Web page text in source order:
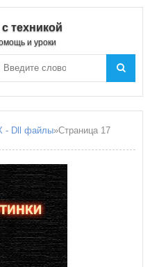
техникой
и уроки
- Dll файлы»Страница 17